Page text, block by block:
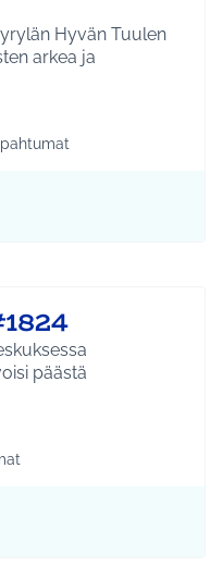
Hyvän Tuulen
arkea ja
Tuusula
mukaan: Kulttuuri ja
päästä
Jokela Kulttuuri ja